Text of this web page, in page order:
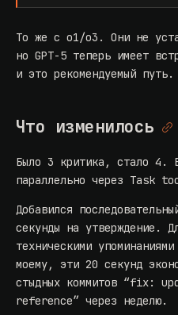
То же с o1/o3. Они не
но GPT-5 теперь имеет
и это рекомендуемый путь.
Что изменилось
Было 3 критика, стало 4.
параллельно через Task
Добавился
секунды на утверждение.
техническими
моему, эти 20 секунд
стыдных коммитов “fix:
reference” через неделю.